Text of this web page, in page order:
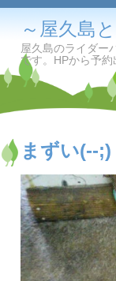
～屋久島
屋久島のライダー
です。HPから予
まずい(--;)